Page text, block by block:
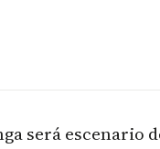
será escenario